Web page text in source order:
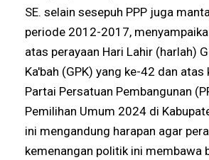
SE. selain sesepuh PPP juga
periode 2012-2017,
atas perayaan Hari Lahir (harlah)
Ka'bah (GPK) yang ke-42 dan atas
Partai Persatuan Pembangunan
Pemilihan Umum 2024 di
ini mengandung harapan agar
kemenangan politik ini membawa